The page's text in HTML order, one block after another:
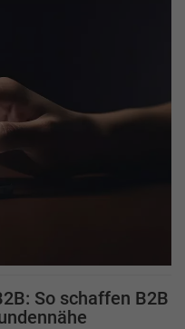
So schaffen B2B